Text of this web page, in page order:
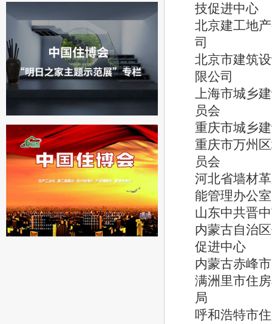
技促进中心
北京建工地
司
北京市建筑
限公司
上海市城乡
员会
重庆市城乡
重庆市万州
员会
河北省墙材
能管理办公室
山东中共晋
内蒙古自治
促进中心
内蒙古赤峰
满洲里市住
局
呼和浩特市